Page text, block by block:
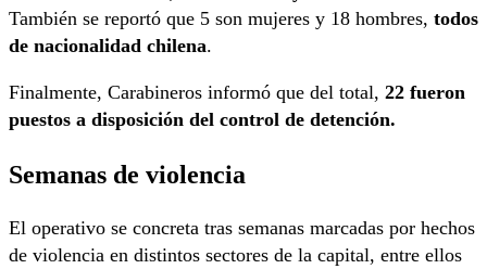
También se reportó que 5 son mujeres y 18 hombres, todos
de nacionalidad chilena.
Finalmente, Carabineros informó que del total, 22 fueron
puestos a disposición del control de detención.
Semanas de violencia
El operativo se concreta tras semanas marcadas por hechos
de violencia en distintos sectores de la capital, entre ellos